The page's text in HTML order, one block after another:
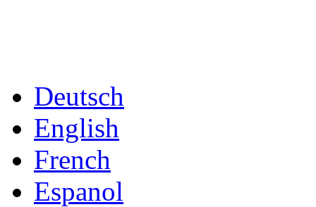
Deutsch
English
French
Espanol